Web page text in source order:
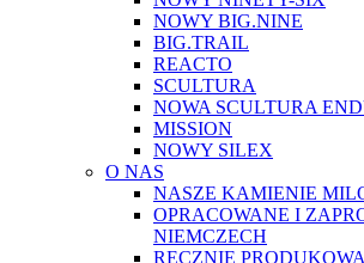
NOWY BIG.NINE
BIG.TRAIL
REACTO
SCULTURA
NOWA SCULTURA
MISSION
NOWY SILEX
O NAS
NASZE KAMIENIE
OPRACOWANE I
NIEMCZECH
RĘCZNIE